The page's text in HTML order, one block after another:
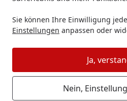
Sie können Ihre Einwilligung
Einstellungen anpassen oder
Ja,
Nein,
Grillliebhaber und
Enthusiasten